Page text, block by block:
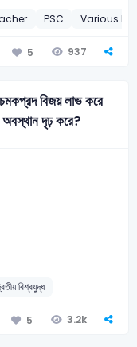
PSC Various
5 937
চমকপ্রদ বিজয় লাভ করে
অবস্থান দৃঢ় করে?
বিশ্বযুদ্ধ
5 3.2k